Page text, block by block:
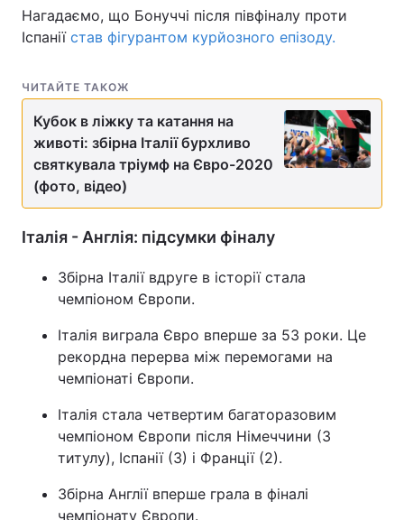
Нагадаємо, що Бонуччі після півфіналу проти
Іспанії став фігурантом курйозного епізоду.
ЧИТАЙТЕ ТАКОЖ
Кубок в ліжку та катання на
животі: збірна Італії бурхливо
святкувала тріумф на Євро-2020
(фото, відео)
Італія - Англія: підсумки фіналу
Збірна Італії вдруге в історії стала
чемпіоном Європи.
Італія виграла Євро вперше за 53 роки. Це
рекордна перерва між перемогами на
чемпіонаті Європи.
Італія стала четвертим багаторазовим
чемпіоном Європи після Німеччини (3
титулу), Іспанії (3) і Франції (2).
Збірна Англії вперше грала в фіналі
чемпіонату Європи.